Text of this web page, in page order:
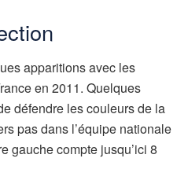
apparitions avec les
en 2011. Quelques
défendre les couleurs de la
pas dans l’équipe nationale
gauche compte jusqu’ici 8